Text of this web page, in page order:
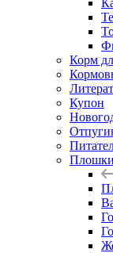
Корм
Купон
Плошки